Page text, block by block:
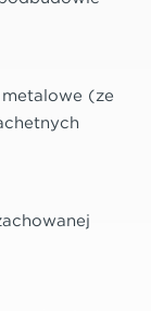
metalowe (ze